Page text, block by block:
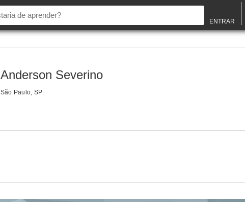
ENTRAR
Anderson Severino
São Paulo, SP